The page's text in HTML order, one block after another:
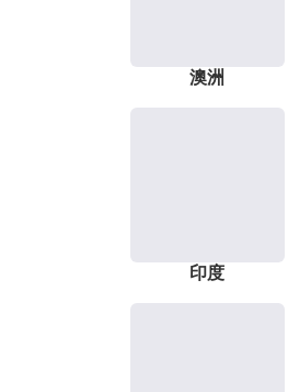
澳洲
印度